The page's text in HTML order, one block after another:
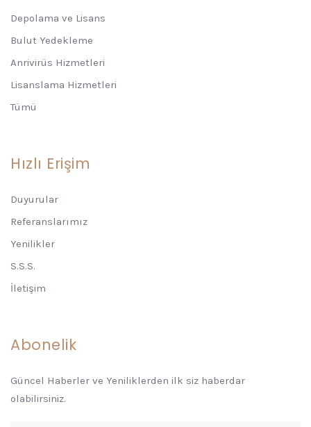
Depolama ve Lisans
Bulut Yedekleme
Anrivirüs Hizmetleri
Lisanslama Hizmetleri
Tümü
Hızlı Erişim
Duyurular
Referanslarımız
Yenilikler
S.S.S.
İletişim
Abonelik
Güncel Haberler ve Yeniliklerden ilk siz haberdar
olabilirsiniz.